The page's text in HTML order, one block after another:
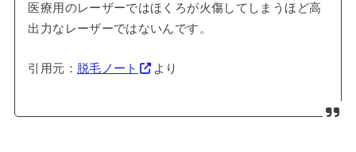
医療用のレーザーではほくろが火傷してしまうほど高
出力なレーザーではないんです。
引用元： 脱毛ノート より